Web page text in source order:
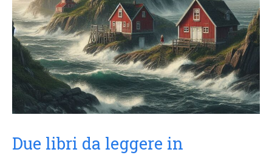
Due libri da leggere in